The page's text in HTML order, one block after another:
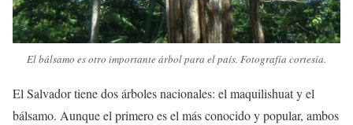
El bálsamo es otro importante árbol para el país. Fotografía cortesía.
El Salvador tiene dos árboles nacionales: el maquilishuat y el
bálsamo. Aunque el primero es el más conocido y popular, ambos